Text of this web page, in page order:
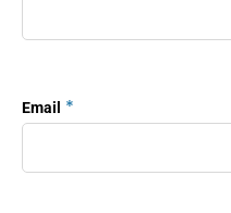
Email *